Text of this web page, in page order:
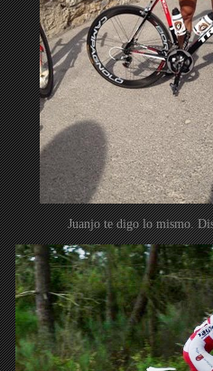
Juanjo te digo lo mismo.